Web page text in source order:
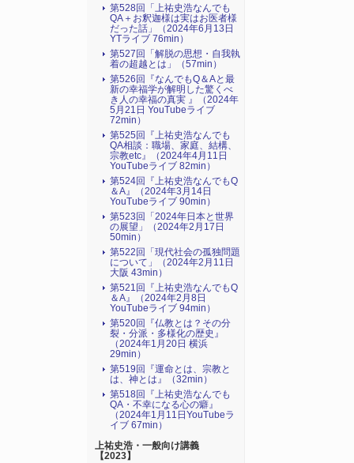
第528回「上祐史浩なんでも
QA＋お釈迦様は実はお医者様
だった話」（2024年6月13日
YTライブ 76min）
第527回「解脱の思想・自我執
着の超越とは」（57min）
第526回『なんでもQ＆Aと最
新の幸福学が解明した驚くべ
き人の幸福の真実 』（2024年
5月21日 YouTubeライブ
72min）
第525回『上祐史浩なんでも
QA相談：職場、家庭、結構、
宗教etc』（2024年4月11日
YouTubeライブ 82min）
第524回『上祐史浩なんでもQ
＆A』（2024年3月14日
YouTubeライブ 90min）
第523回「2024年日本と世界
の展望」（2024年2月17日
50min）
第522回「現代社会の孤独問題
について」（2024年2月11日
大阪 43min）
第521回『上祐史浩なんでもQ
＆A』（2024年2月8日
YouTubeライブ 94min）
第520回『仏教とは？その分
裂・分派・多様化の歴史』
（2024年1月20日 横浜
29min）
第519回『運命とは、宗教と
は、神とは』（32min）
第518回『上祐史浩なんでも
QA・不幸になる心の癖』
（2024年1月11日YouTubeラ
イブ 67min）
上祐史浩・一般向け講義
【2023】